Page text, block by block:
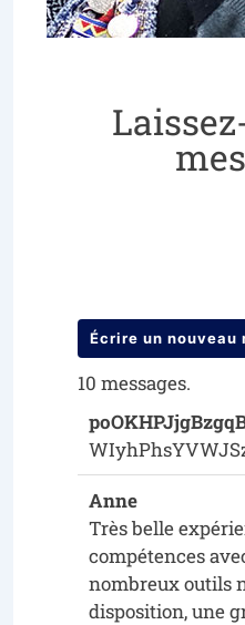
10 messages.
Anne
Très belle
compétences
nombreux outils
disposition, une